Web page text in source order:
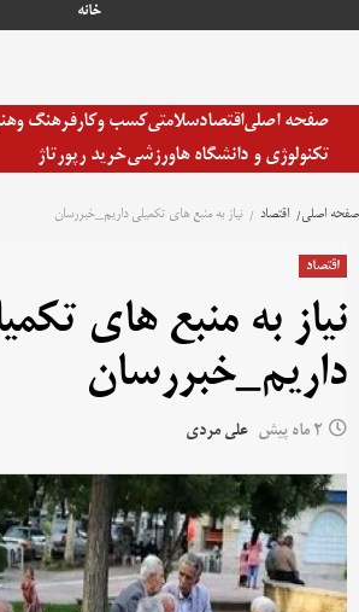
خانه
صفحه اصلیاقتصادسلامتیکسب وکارفرهنگ
تکنولوژی و دانشگاه هاورزشیخرید رپورتاژ
صفحه اصلی اقتصاد نیاز به منبع های تکمیلی داریم_خبررسان
اقتصاد
نیاز به منبع های
داریم_خبررسان
2 ماه پیش علی مردی